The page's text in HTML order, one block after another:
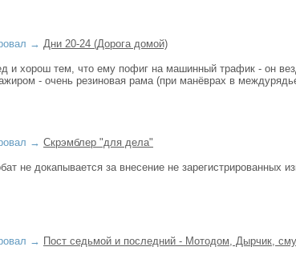
→ Дни 20-24 (Дорога домой)
и хорош тем, что ему пофиг на машинный трафик - он
- очень резиновая рама (при манёврах в
→ Скрэмблер "для дела"
не докапывается за внесение не зарегистрированных
→ Пост седьмой и последний - Мотодом, Дырчик,